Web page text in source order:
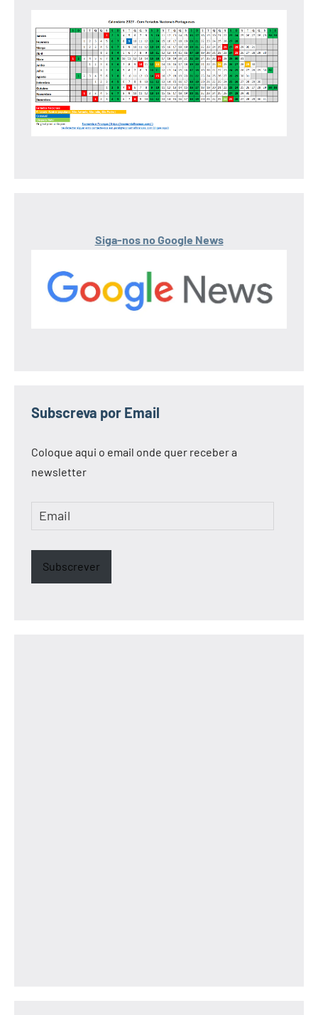
Siga-nos no Google News
Subscreva por Email
Coloque aqui o email onde quer receber a
newsletter
Email
Subscrever